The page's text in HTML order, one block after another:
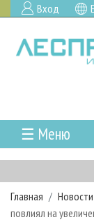
Вход
☰ Меню
ГЛАВНАЯ
РУБРИКИ И
РУБРИКИ
НОВОСТИ
Главная
повлиял на